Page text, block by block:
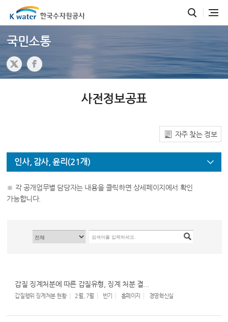
국민소통
사전정보공표
자주 찾는 정보
인사, 감사, 윤리(21개)
※ 각 공개업무별 담당자는 내용을 클릭하면 상세페이지에서 확인
가능합니다.
갑질 징계처분에 따른 갑질유형, 징계 처분 결...
갑질행위 징계처분 현황 2월, 7월 반기 홈페이지 경영혁신실